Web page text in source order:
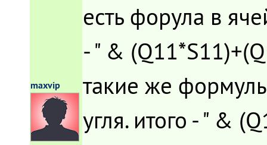
maxvip
есть форула в
- " &
такие же
угля. итого - " &